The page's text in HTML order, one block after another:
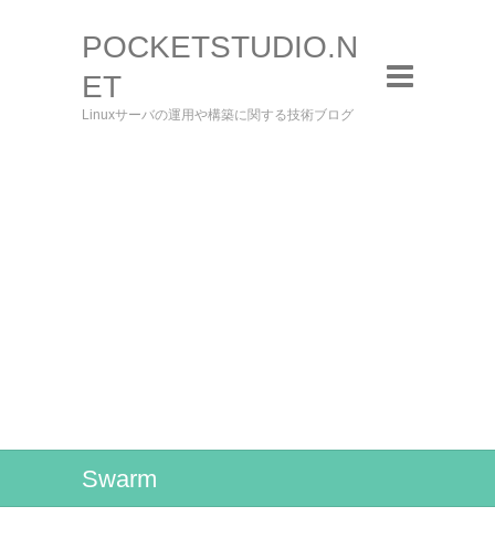
POCKETSTUDIO.N
ET
Linuxサーバの運用や構築に関する技術ブログ
Swarm